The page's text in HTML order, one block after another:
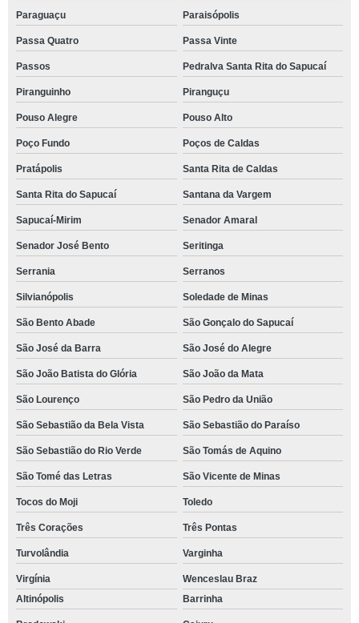
Paraguaçu Paraisópolis
Passa Quatro Passa Vinte
Passos Pedralva Santa Rita do Sapucaí
Piranguinho Piranguçu
Pouso Alegre Pouso Alto
Poço Fundo Poços de Caldas
Pratápolis Santa Rita de Caldas
Santa Rita do Sapucaí Santana da Vargem
Sapucaí-Mirim Senador Amaral
Senador José Bento Seritinga
Serrania Serranos
Silvianópolis Soledade de Minas
São Bento Abade São Gonçalo do Sapucaí
São José da Barra São José do Alegre
São João Batista do Glória São João da Mata
São Lourenço São Pedro da União
São Sebastião da Bela Vista São Sebastião do Paraíso
São Sebastião do Rio Verde São Tomás de Aquino
São Tomé das Letras São Vicente de Minas
Tocos do Moji Toledo
Três Corações Três Pontas
Turvolândia Varginha
Virgínia
Wenceslau Braz
Altinópolis
Barrinha